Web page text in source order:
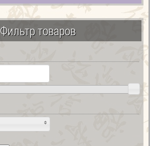
Фильтр товаров